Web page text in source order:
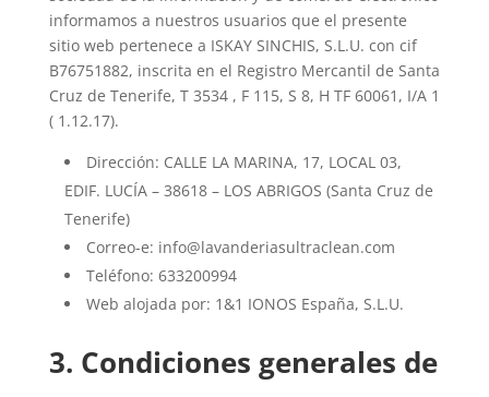
informamos a nuestros usuarios que el presente
sitio web pertenece a ISKAY SINCHIS, S.L.U. con cif
B76751882, inscrita en el Registro Mercantil de Santa
Cruz de Tenerife, T 3534 , F 115, S 8, H TF 60061, I/A 1
( 1.12.17).
Dirección: CALLE LA MARINA, 17, LOCAL 03,
EDIF. LUCÍA – 38618 – LOS ABRIGOS (Santa Cruz de
Tenerife)
Correo-e: info@lavanderiasultraclean.com
Teléfono: 633200994
Web alojada por: 1&1 IONOS España, S.L.U.
3. Condiciones generales de